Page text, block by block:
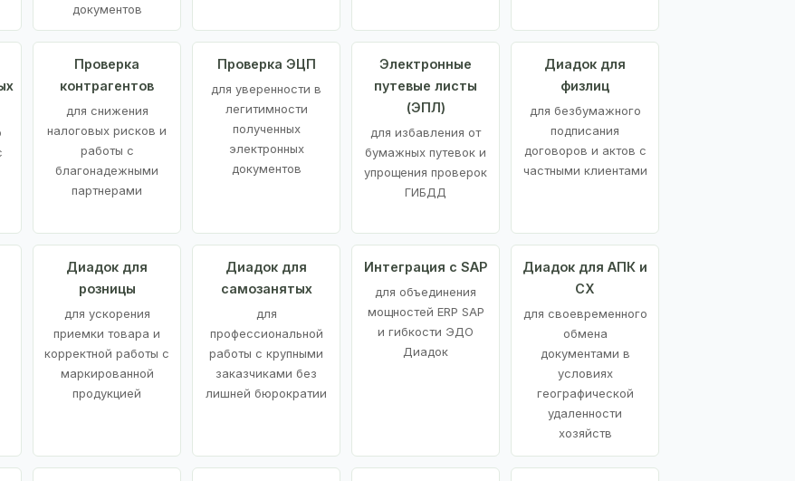
документов
Проверка
контрагентов
для снижения
налоговых рисков и
работы с
благонадежными
партнерами
Проверка ЭЦП
для уверенности в
легитимности
полученных
электронных
документов
Электронные
путевые листы
(ЭПЛ)
для избавления от
бумажных путевок и
упрощения проверок
ГИБДД
Диадок для
физлиц
для безбумажного
подписания
договоров и актов с
частными клиентами
Диадок для
розницы
для ускорения
приемки товара и
корректной работы с
маркированной
продукцией
Диадок для
самозанятых
для
профессиональной
работы с крупными
заказчиками без
лишней бюрократии
Интеграция с SAP
для объединения
мощностей ERP SAP
и гибкости ЭДО
Диадок
Диадок для АПК и
СХ
для своевременного
обмена
документами в
условиях
географической
удаленности
хозяйств